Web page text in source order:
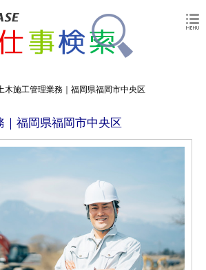
木施工管理業務｜福岡県福岡市中央区
｜福岡県福岡市中央区